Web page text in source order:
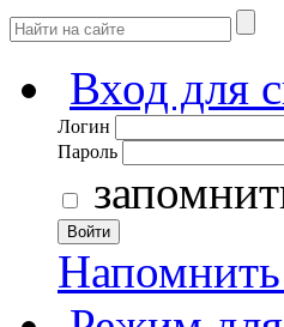
Вход для
Логин
Пароль
Войти